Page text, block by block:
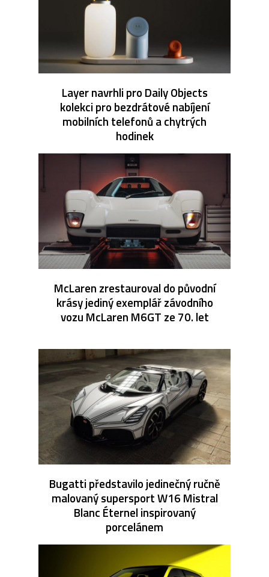
Layer navrhli pro Daily Objects
kolekci pro bezdrátové nabíjení
mobilních telefonů a chytrých
hodinek
McLaren zrestauroval do původní
krásy jediný exemplář závodního
vozu McLaren M6GT ze 70. let
Bugatti představilo jedinečný ručně
malovaný supersport W16 Mistral
Blanc Éternel inspirovaný
porcelánem